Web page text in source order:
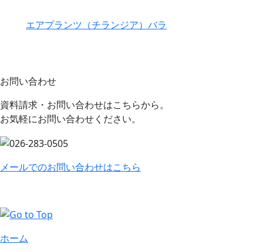
エアプランツ（チランジア） バラ
お問い合わせ
資料請求・お問い合わせはこちらから。
お気軽にお問い合わせください。
メールでのお問い合わせはこちら
ホーム